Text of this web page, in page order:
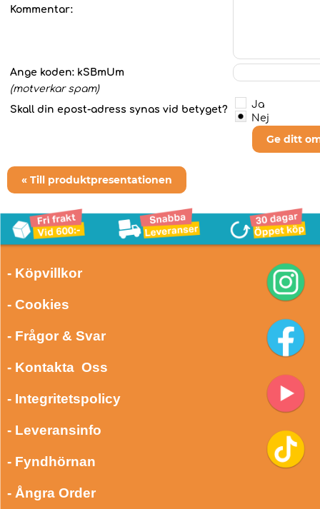
Kommentar:
Ange koden: kSBmUm
(motverkar spam)
Skall din epost-adress synas vid betyget?
Ja
Nej
Ge ditt
« Till produktpresentationen
- Köpvillkor
- Cookies
- Frågor & Svar
- Kontakta Oss
- Integritetspolicy
- Leveransinfo
- Fyndhörnan
- Ångra Order